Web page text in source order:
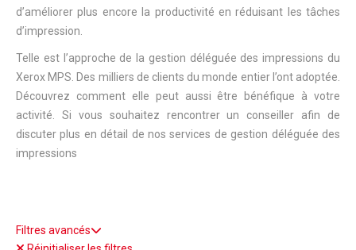
d’améliorer plus encore la productivité en réduisant les tâches
d’impression.
Telle est l’approche de la gestion déléguée des impressions du
Xerox MPS. Des milliers de clients du monde entier l’ont adoptée.
Découvrez comment elle peut aussi être bénéfique à votre
activité. Si vous souhaitez rencontrer un conseiller afin de
discuter plus en détail de nos services de gestion déléguée des
impressions
Filtres avancés